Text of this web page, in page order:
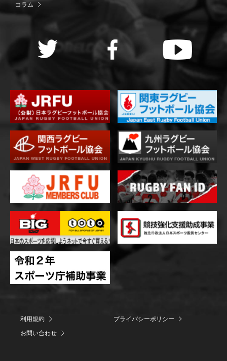
コラム
利用規約
プライバシーポリシー
お問い合わせ